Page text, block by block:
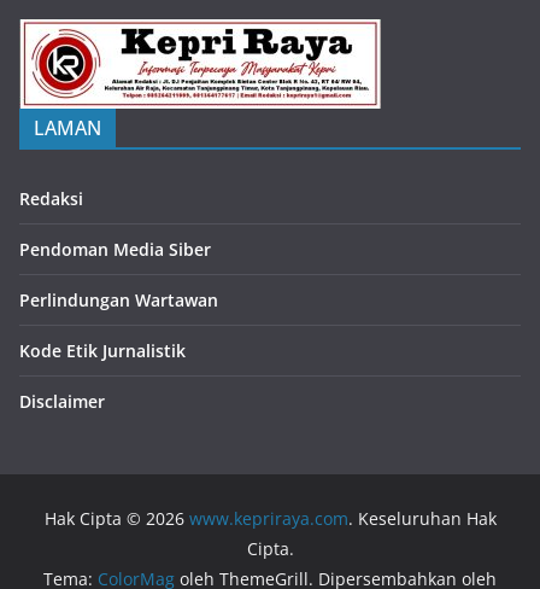
LAMAN
Redaksi
Pendoman Media Siber
Perlindungan Wartawan
Kode Etik Jurnalistik
Disclaimer
Hak Cipta © 2026 www.kepriraya.com. Keseluruhan Hak
Cipta.
Tema: ColorMag oleh ThemeGrill. Dipersembahkan oleh